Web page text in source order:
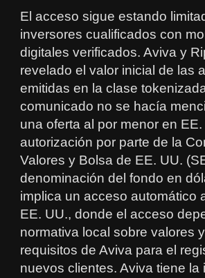
El acceso sigue estando
inversores cualificados con
digitales verificados. Aviva y
revelado el valor inicial de las
emitidas en la clase
comunicado no se hacía
una oferta al por menor en
autorización por parte de la
Valores y Bolsa de EE. UU.
denominación del fondo en
implica un acceso automático
EE. UU., donde el acceso
normativa local sobre valores
requisitos de Aviva para el
nuevos clientes. Aviva tiene la